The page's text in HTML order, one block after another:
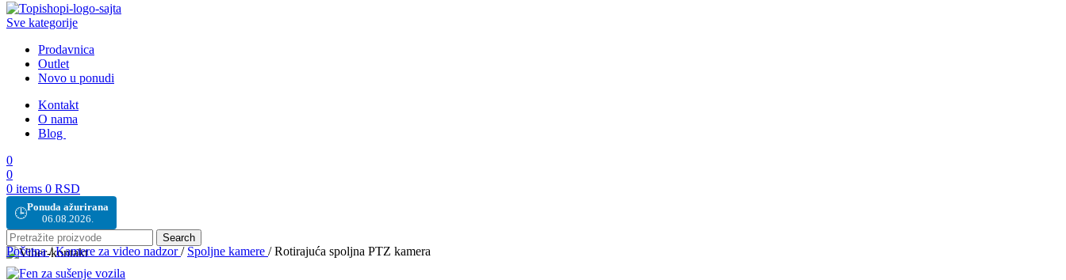
Sve kategorije
Prodavnica
Outlet
Novo u ponudi
Kontakt
O nama
Blog
0
0
0 items 0 RSD
🕒Ponuda ažurirana
06.08.2026.
Search
Početna/ Kamere za video nadzor/ Spoljne kamere / Rotirajuća spoljna PTZ kamera